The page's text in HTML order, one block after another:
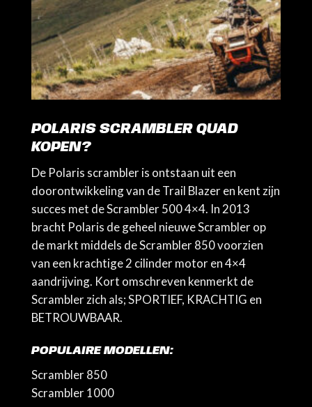
POLARIS SCRAMBLER QUAD
KOPEN?
De Polaris scrambler is ontstaan uit een
doorontwikkeling van de Trail Blazer en kent zijn
succes met de Scrambler 500 4×4. In 2013
bracht Polaris de geheel nieuwe Scrambler op
de markt middels de Scrambler 850 voorzien
van een krachtige 2 cilinder motor en 4×4
aandrijving. Kort omschreven kenmerkt de
Scrambler zich als; SPORTIEF, KRACHTIG en
BETROUWBAAR.
POPULAIRE MODELLEN:
Scrambler 850
Scrambler 1000